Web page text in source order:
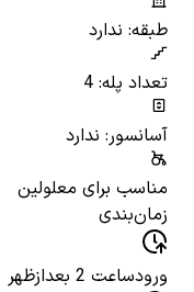
طبقه: ندارد
تعداد پله: 4
آسانسور: ندارد
مناسب برای معلولین
زمان‌بندی
ورودساعت 2 بعدازظهر